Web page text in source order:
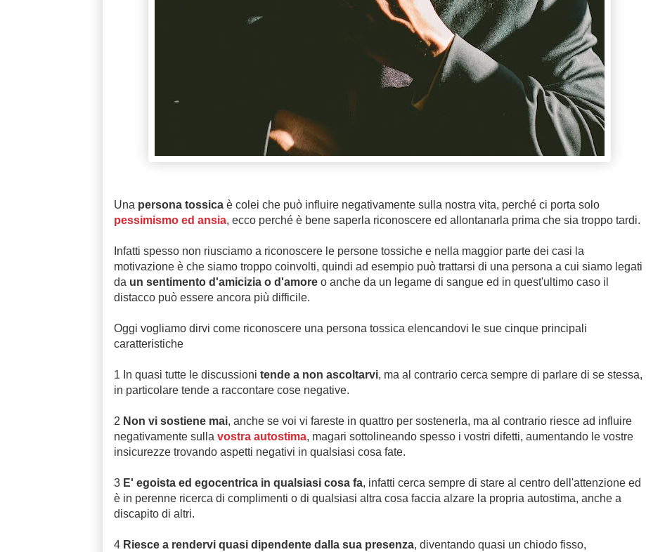
Una persona tossicaè colei che può influire negativamente sulla nostra vita, perché ci porta solo
pessimismo ed ansia, ecco perché è bene saperla riconoscere ed allontanarla prima che sia troppo tardi.
Infatti spesso non riusciamo a riconoscere le persone tossiche e nella maggior parte dei casi la
motivazione è che siamo troppo coinvolti, quindi ad esempio può trattarsi di una persona a cui siamo legati
da un sentimento d'amicizia o d'amoreo anche da un legame di sangue ed in quest'ultimo caso il
distacco può essere ancora più difficile.
Oggi vogliamo dirvi come riconoscere una persona tossica elencandovi le sue cinque principali
caratteristiche
1 In quasi tutte le discussioni tende a non ascoltarvi, ma al contrario cerca sempre di parlare di se stessa,
in particolare tende a raccontare cose negative.
2 Non vi sostiene mai, anche se voi vi fareste in quattro per sostenerla, ma al contrario riesce ad influire
negativamente sulla vostra autostima, magari sottolineando spesso i vostri difetti, aumentando le vostre
insicurezze trovando aspetti negativi in qualsiasi cosa fate.
3E' egoista ed egocentrica in qualsiasi cosa fa, infatti cerca sempre di stare al centro dell'attenzione ed
è in perenne ricerca di complimenti o di qualsiasi altra cosa faccia alzare la propria autostima, anche a
discapito di altri.
4 Riesce a rendervi quasi dipendente dalla sua presenza, diventando quasi un chiodo fisso,